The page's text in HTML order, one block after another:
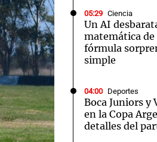
05:29 Ciencia
Un AI
matemática de
fórmula
simple
04:00 Deportes
Boca Juniors y
en la Copa
detalles del